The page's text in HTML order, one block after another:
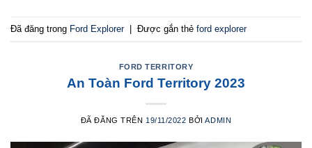
Đã đăng trong Ford Explorer | Được gắn thẻ ford explorer
FORD TERRITORY
An Toàn Ford Territory 2023
ĐÃ ĐĂNG TRÊN 19/11/2022 BỞIADMIN